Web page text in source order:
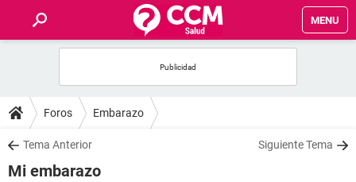
MENU
FOROS
SALUD
Foros Embarazo
Tema Anterior Siguiente Tema
Mi embarazo